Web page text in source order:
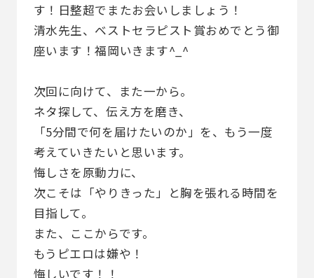
す！日整超でまたお会いしましょう！
清水先生、ベストセラピスト賞おめでとう御
座います！福岡いきます^_^
次回に向けて、また一から。
ネタ探して、伝え方を磨き、
「5分間で何を届けたいのか」を、もう一度
考えていきたいと思います。
悔しさを原動力に、
次こそは「やりきった」と胸を張れる時間を
目指して。
また、ここからです。
もうピエロは嫌や！
悔しいです！！